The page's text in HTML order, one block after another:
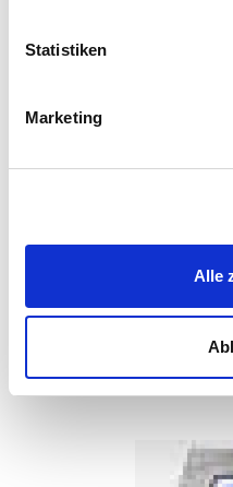
Statistiken
Marketing
Alle